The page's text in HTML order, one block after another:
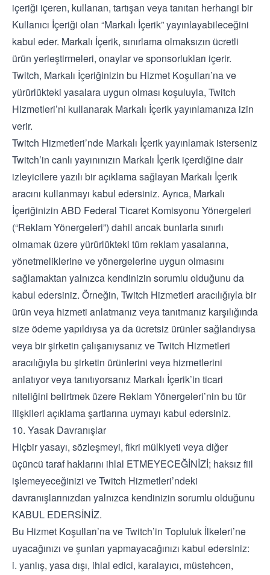
içeriği içeren, kullanan, tartışan veya tanıtan herhangi bir
Kullanıcı İçeriği olan “Markalı İçerik” yayınlayabileceğini
kabul eder. Markalı İçerik, sınırlama olmaksızın ücretli
ürün yerleştirmeleri, onaylar ve sponsorlukları içerir.
Twitch, Markalı İçeriğinizin bu Hizmet Koşulları’na ve
yürürlükteki yasalara uygun olması koşuluyla, Twitch
Hizmetleri’ni kullanarak Markalı İçerik yayınlamanıza izin
verir.
Twitch Hizmetleri’nde Markalı İçerik yayınlamak isterseniz
Twitch’in canlı yayınınızın Markalı İçerik içerdiğine dair
izleyicilere yazılı bir açıklama sağlayan Markalı İçerik
aracını kullanmayı kabul edersiniz. Ayrıca, Markalı
İçeriğinizin ABD Federal Ticaret Komisyonu Yönergeleri
(“Reklam Yönergeleri”) dahil ancak bunlarla sınırlı
olmamak üzere yürürlükteki tüm reklam yasalarına,
yönetmeliklerine ve yönergelerine uygun olmasını
sağlamaktan yalnızca kendinizin sorumlu olduğunu da
kabul edersiniz. Örneğin, Twitch Hizmetleri aracılığıyla bir
ürün veya hizmeti anlatmanız veya tanıtmanız karşılığında
size ödeme yapıldıysa ya da ücretsiz ürünler sağlandıysa
veya bir şirketin çalışanıysanız ve Twitch Hizmetleri
aracılığıyla bu şirketin ürünlerini veya hizmetlerini
anlatıyor veya tanıtıyorsanız Markalı İçerik’in ticari
niteliğini belirtmek üzere Reklam Yönergeleri’nin bu tür
ilişkileri açıklama şartlarına uymayı kabul edersiniz.
10. Yasak Davranışlar
Hiçbir yasayı, sözleşmeyi, fikri mülkiyeti veya diğer
üçüncü taraf haklarını ihlal ETMEYECEĞİNİZİ; haksız fiil
işlemeyeceğinizi ve Twitch Hizmetleri’ndeki
davranışlarınızdan yalnızca kendinizin sorumlu olduğunu
KABUL EDERSİNİZ.
Bu Hizmet Koşulları’na ve Twitch’in Topluluk İlkeleri’ne
uyacağınızı ve şunları yapmayacağınızı kabul edersiniz:
i. yanlış, yasa dışı, ihlal edici, karalayıcı, müstehcen,